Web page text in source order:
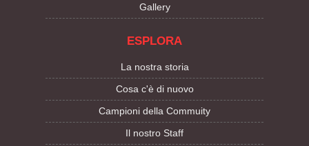
Gallery
ESPLORA
La nostra storia
Cosa c'è di nuovo
Campioni della Commuity
Il nostro Staff